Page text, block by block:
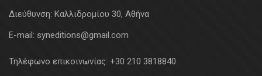
Διεύθυνση: Καλλιδρομίου 30, Αθήνα
E-mail: syneditions@gmail.com
Τηλέφωνο επικοινωνίας: +30 210 3818840